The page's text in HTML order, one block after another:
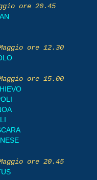
ore 20.45
ore 12.30
ore 15.00
ore 20.45